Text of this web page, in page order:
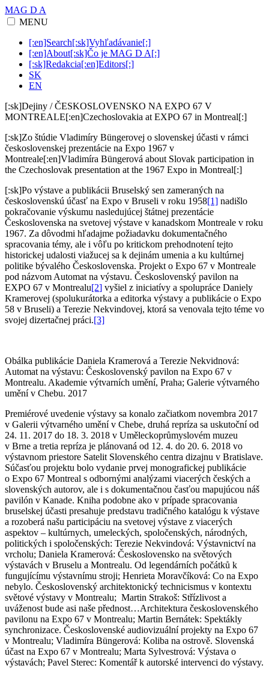
MAG D A
MENU
[:en]Search[:sk]Vyhľadávanie[:]
[:en]About[:sk]Čo je MAG D A[:]
[:sk]Redakcia[:en]Editors[:]
SK
EN
[:sk]Dejiny / ČESKOSLOVENSKO NA EXPO 67 V
MONTREALE[:en]Czechoslovakia at EXPO 67 in Montreal[:]
[:sk]Zo štúdie Vladimíry Büngerovej o slovenskej účasti v rámci
československej prezentácie na Expo 1967 v
Montreale[:en]Vladimíra Büngerová about Slovak participation in
the Czechoslovak presentation at the 1967 Expo in Montreal[:]
[:sk]Po výstave a publikácii Bruselský sen zameraných na
československú účasť na Expo v Bruseli v roku 1958[1] nadišlo
pokračovanie výskumu nasledujúcej štátnej prezentácie
Československa na svetovej výstave v kanadskom Montreale v roku
1967. Za dôvodmi hľadajme požiadavku dokumentačného
spracovania témy, ale i vôľu po kritickom prehodnotení tejto
historickej udalosti viažucej sa k dejinám umenia a ku kultúrnej
politike bývalého Československa. Projekt o Expo 67 v Montreale
pod názvom Automat na výstavu. Československý pavilon na
EXPO 67 v Montrealu[2] vyšiel z iniciatívy a spolupráce Daniely
Kramerovej (spolukurátorka a editorka výstavy a publikácie o Expo
58 v Bruseli) a Terezie Nekvindovej, ktorá sa venovala tejto téme vo
svojej dizertačnej práci.[3]
Obálka publikácie Daniela Kramerová a Terezie Nekvidnová:
Automat na výstavu: Československý pavilon na Expo 67 v
Montrealu. Akademie výtvarních umění, Praha; Galerie výtvarného
umění v Chebu. 2017
Premiérové uvedenie výstavy sa konalo začiatkom novembra 2017
v Galerii výtvarného umění v Chebe, druhá repríza sa uskutoční od
24. 11. 2017 do 18. 3. 2018 v Uměleckoprůmyslovém muzeu
v Brne a tretia repríza je plánovaná od 12. 4. do 20. 6. 2018 vo
výstavnom priestore Satelit Slovenského centra dizajnu v Bratislave.
Súčasťou projektu bolo vydanie prvej monografickej publikácie
o Expo 67 Montreal s odbornými analýzami viacerých českých a
slovenských autorov, ale i s dokumentačnou časťou mapujúcou náš
pavilón v Kanade. Kniha podobne ako v prípade spracovania
bruselskej účasti presahuje predstavu tradičného katalógu k výstave
a rozoberá našu participáciu na svetovej výstave z viacerých
aspektov – kultúrnych, umeleckých, spoločenských, národných,
politických i spoločenských: Terezie Nekvindová: Výstavnictví na
vrcholu; Daniela Kramerová: Československo na světových
výstavách v Bruselu a Montrealu. Od legendárních počátků k
fungujícímu výstavnímu stroji; Henrieta Moravčíková: Co na Expo
nebylo. Československý architektonický technicismus v kontextu
světové výstavy v Montrealu; Martin Strakoš: Střízlivost a
uváženost bude asi naše přednost…Architektura československého
pavilonu na Expo 67 v Montrealu; Martin Bernátek: Spektákly
synchronizace. Československé audiovizuální projekty na Expo 67
v Montrealu; Vladimíra Büngerová: Koliba na ostrově. Slovenská
účast na Expo 67 v Montrealu; Marta Sylvestrová: Výstava o
výstavách; Pavel Sterec: Komentář k autorské intervenci do výstavy.